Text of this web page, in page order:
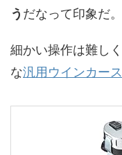
う だなって印象だ。
細かい操作は難し
な汎用ウインカー